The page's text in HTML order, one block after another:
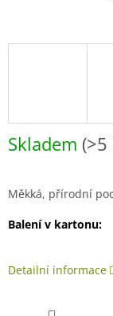
Skladem (>5
Měkká, přírodní
Balení v kartonu:
Detailní informace